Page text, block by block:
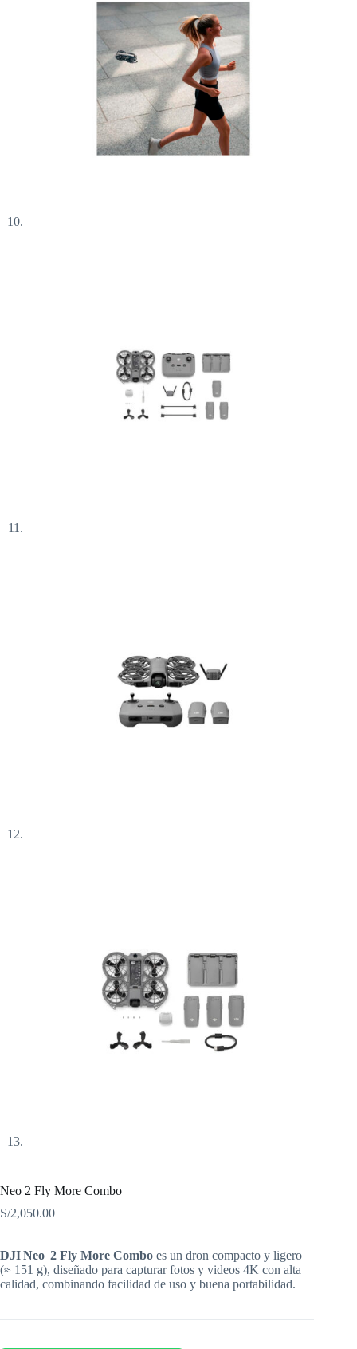
Neo 2 Fly More Combo
S/2,050.00
DJI Neo 2 Fly More Combo es un dron compacto y ligero
(≈ 151 g), diseñado para capturar fotos y videos 4K con alta
calidad, combinando facilidad de uso y buena portabilidad.